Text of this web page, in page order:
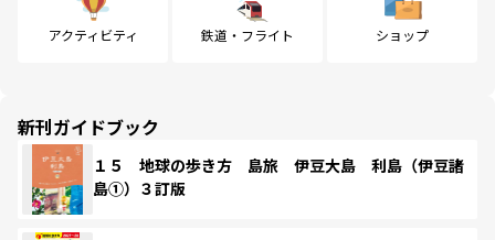
アクティビティ 鉄道・フライト ショップ
新刊ガイドブック
１５ 地球の歩き方 島旅 伊豆大島 利島（伊豆諸
島①）３訂版